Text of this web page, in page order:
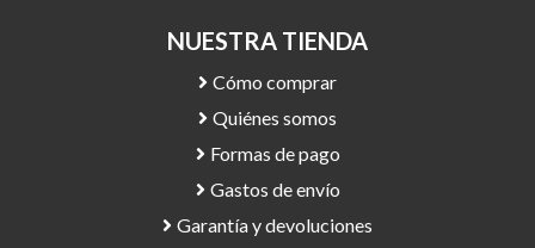
NUESTRA TIENDA
Cómo comprar
Quiénes somos
Formas de pago
Gastos de envío
Garantía y devoluciones